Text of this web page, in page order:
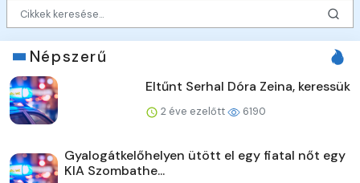
Népszerű
Eltűnt Serhal Dóra Zeina, keressük
2 éve ezelőtt 6190
Gyalogátkelőhelyen ütött el egy fiatal nőt egy
KIA Szombathe...